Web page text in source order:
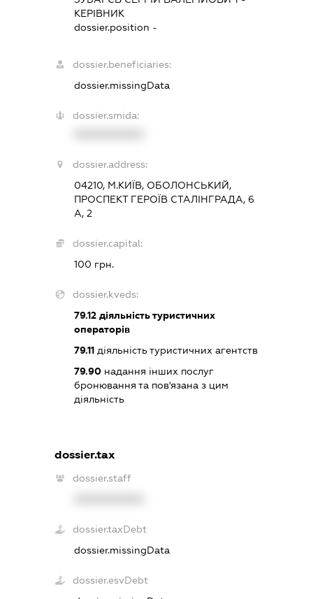
КЕРІВНИК
dossier.position -
dossier.beneficiaries:
dossier.missingData
dossier.smida:
dossier.address:
04210, М.КИЇВ, ОБОЛОНСЬКИЙ,
ПРОСПЕКТ ГЕРОЇВ СТАЛІНГРАДА, 6
А, 2
dossier.capital:
100 грн.
dossier.kveds:
79.12діяльність туристичних
операторів
79.11діяльність туристичних агентств
79.90надання інших послуг
бронювання та пов'язана з цим
діяльність
dossier.tax
dossier.staff
dossier.taxDebt
dossier.missingData
dossier.esvDebt